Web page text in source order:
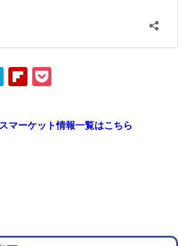
HatenaFlipboard
マーケット情報一覧はこちら